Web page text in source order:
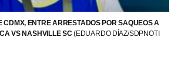
CDMX, ENTRE ARRESTADOS POR SAQUEOS A
VS NASHVILLE SC(EDUARDO DÍAZ/SDPNOTI